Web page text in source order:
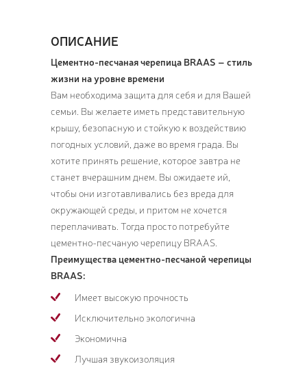
ОПИСАНИЕ
Цементно-песчаная черепица BRAAS – стиль
жизни на уровне времени
Вам необходима защита для себя и для Вашей
семьи. Вы желаете иметь представительную
крышу, безопасную и стойкую к воздействию
погодных условий, даже во время града. Вы
хотите принять решение, которое завтра не
станет вчерашним днем. Вы ожидаете ий,
чтобы они изготавливались без вреда для
окружающей среды, и притом не хочется
переплачивать. Тогда просто потребуйте
цементно-песчаную черепицу BRAAS.
Преимущества цементно-песчаной черепицы
BRAAS:
Имеет высокую прочность
Исключительно экологична
Экономична
Лучшая звукоизоляция